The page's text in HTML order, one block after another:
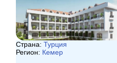
Страна: Турция
Регион: Кемер